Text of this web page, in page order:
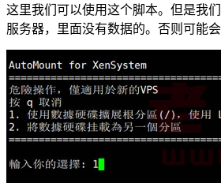
这里我们可以使用这个脚本。但是我
服务器，里面没有数据的。否则可能